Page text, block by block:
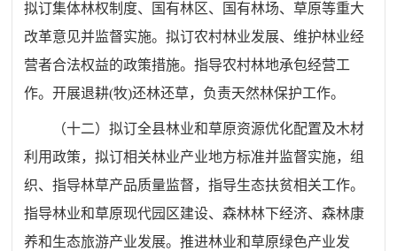
拟订集体林权制度、国有林区、国有林场、草原等重大
改革意见并监督实施。拟订农村林业发展、维护林业经
营者合法权益的政策措施。指导农村林地承包经营工
作。开展退耕(牧)还林还草，负责天然林保护工作。
（十二）拟订全县林业和草原资源优化配置及木材
利用政策，拟订相关林业产业地方标准并监督实施，组
织、指导林草产品质量监督，指导生态扶贫相关工作。
指导林业和草原现代园区建设、森林林下经济、森林康
养和生态旅游产业发展。推进林业和草原绿色产业发